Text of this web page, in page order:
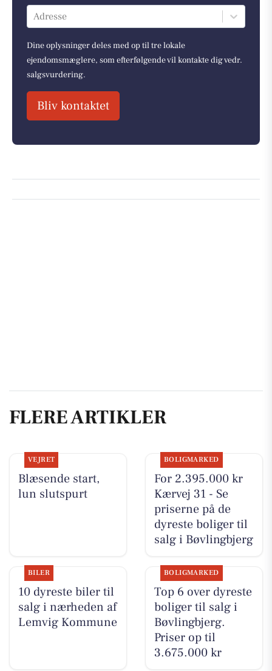
Adresse
Dine oplysninger deles med op til tre lokale
ejendomsmæglere, som efterfølgende vil kontakte dig vedr.
salgsvurdering.
Bliv kontaktet
FLERE ARTIKLER
VEJRET
Blæsende start,
lun slutspurt
BOLIGMARKED
For 2.395.000 kr
Kærvej 31 - Se
priserne på de
dyreste boliger til
salg i Bøvlingbjerg
BILER
10 dyreste biler til
salg i nærheden af
Lemvig Kommune
BOLIGMARKED
Top 6 over dyreste
boliger til salg i
Bøvlingbjerg.
Priser op til
3.675.000 kr